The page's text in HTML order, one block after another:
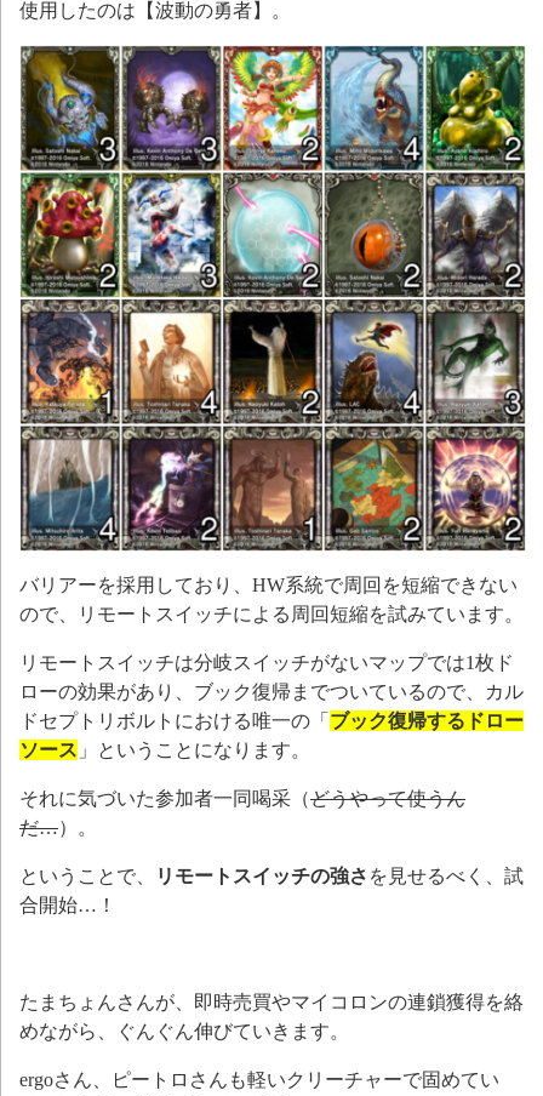
使用したのは【波動の勇者】。
バリアーを採用しており、HW系統で周回を短縮できない
ので、リモートスイッチによる周回短縮を試みています。
リモートスイッチは分岐スイッチがないマップでは1枚ド
ローの効果があり、ブック復帰までついているので、カル
ドセプトリボルトにおける唯一の「 ブック復帰するドロー
ソース 」ということになります。
それに気づいた参加者一同喝采（どうやって使うん
だ…）。
ということで、 リモートスイッチの強さ を見せるべく、試
合開始…！
たまちょんさんが、即時売買やマイコロンの連鎖獲得を絡
めながら、ぐんぐん伸びていきます。
ergoさん、ピートロさんも軽いクリーチャーで固めてい